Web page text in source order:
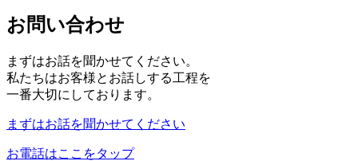
お問い合わせ
まずはお話を聞かせてください。
私たちはお客様とお話しする工程を
一番大切にしております。
まずはお話を聞かせてください
お電話はここをタップ